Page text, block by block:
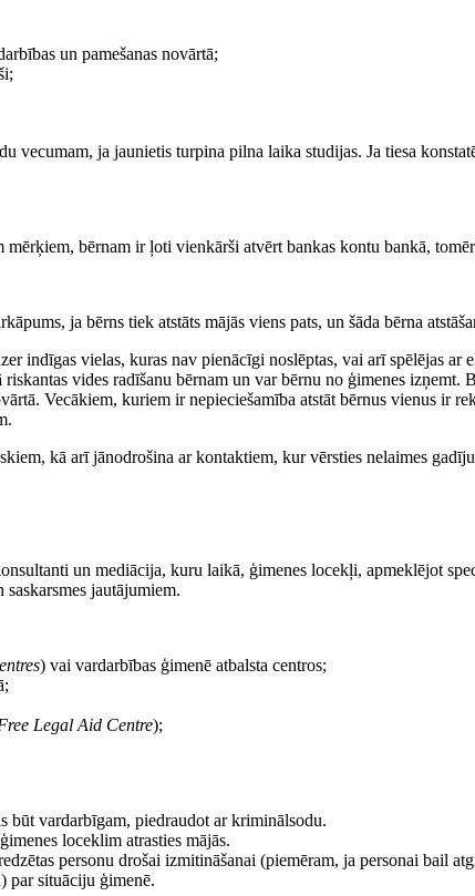
un pamešanas novārtā;
ja jaunietis turpina pilna laika studijas. Ja tiesa
mērķiem, bērnam ir ļoti vienkārši atvērt bankas kontu bankā,
ja bērns tiek atstāts mājās viens pats, un šāda bērna
indīgas vielas, kuras nav pienācīgi noslēptas, vai arī spēlējas
vides radīšanu bērnam un var bērnu no ģimenes
Vecākiem, kuriem ir nepieciešamība atstāt bērnus vienus ir
kā arī jānodrošina ar kontaktiem, kur vērsties nelaimes
un mediācija, kuru laikā, ģimenes locekļi, apmeklējot
jautājumiem.
) vai vardarbības ģimenē atbalsta centros;
Legal Aid Centre);
būt vardarbīgam, piedraudot ar kriminālsodu.
loceklim atrasties mājās.
personu drošai izmitināšanai (piemēram, ja personai bail
par situāciju ģimenē.